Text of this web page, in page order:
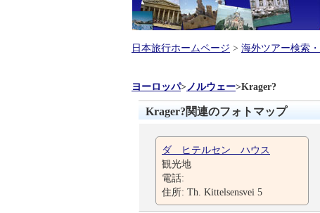
日本旅行ホームページ > 海外ツアー検索
ヨーロッパ>ノルウェー>Krager?
Krager?関連のフォトマップ
ダ ヒテルセン ハウス
観光地
電話:
住所: Th. Kittelsensvei 5